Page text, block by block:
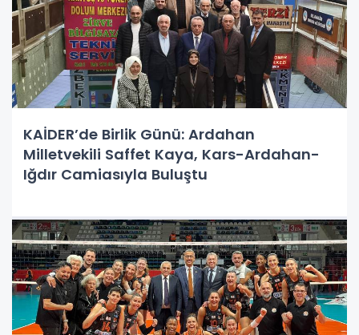
KAİDER’de Birlik Günü: Ardahan
Milletvekili Saffet Kaya, Kars-Ardahan-
Iğdır Camiasıyla Buluştu